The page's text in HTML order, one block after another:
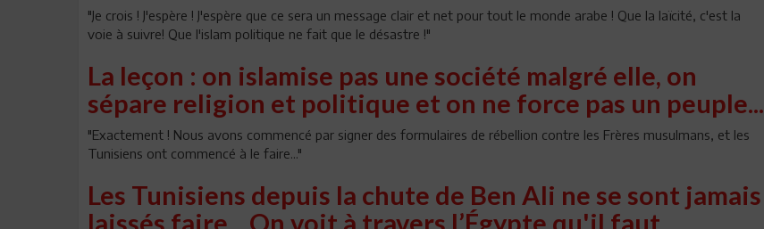
"Je crois ! J'espère ! J'espère que ce sera un message clair et net pour tout le monde arabe ! Que la laïcité, c'est la
voie à suivre! Que l'islam politique ne fait que le désastre !"
La leçon : on islamise pas une société malgré elle, on
sépare religion et politique et on ne force pas un peuple...
"Exactement ! Nous avons commencé par signer des formulaires de rébellion contre les Frères musulmans, et les
Tunisiens ont commencé à le faire..."
Les Tunisiens depuis la chute de Ben Ali ne se sont jamais
laissés faire... On voit à travers l’Égypte qu'il faut